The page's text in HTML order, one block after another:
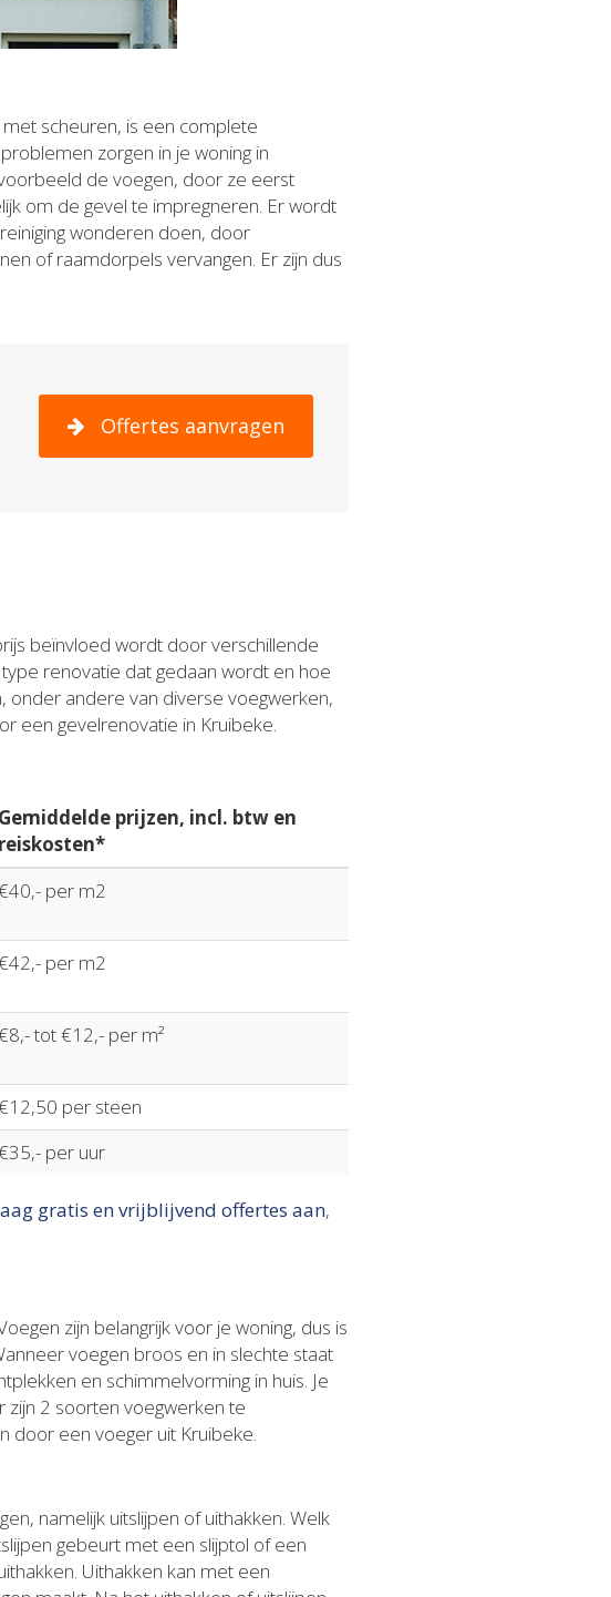
scheuren, is een complete
zorgen in je woning in
de voegen, door ze eerst
om de gevel te impregneren. Er wordt
wonderen doen, door
of raamdorpels vervangen. Er zijn dus
Offertes aanvragen
beïnvloed wordt door verschillende
renovatie dat gedaan wordt en hoe
onder andere van diverse voegwerken,
een gevelrenovatie in Kruibeke.
Gemiddelde prijzen, incl. btw en
reiskosten*
per m2
per m2
tot €12,- per m²
per steen
per uur
gratis en vrijblijvend offertes aan,
zijn belangrijk voor je woning, dus is
voegen broos en in slechte staat
en schimmelvorming in huis. Je
zijn 2 soorten voegwerken te
door een voeger uit Kruibeke.
namelijk uitslijpen of uithakken. Welk
gebeurt met een slijptol of een
Uithakken kan met een